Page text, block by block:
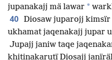
jupanakajj mä lawar *
40 Diosaw juparojj
ukhamat jaqenakajj jupar
Jupajj janiw taqe
khitinakarutï Diosajj